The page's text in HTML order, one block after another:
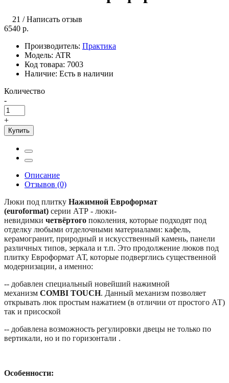
21 /Написать отзыв
6540 р.
Производитель: Практика
Модель: ATR
Код товара: 7003
Наличие: Есть в наличии
Количество
-
+
Купить
Описание
Отзывов (0)
Люки под плитку Нажимной Евроформат
(euroformat) серии АТР - люки-
невидимки четвёртого поколения, которые подходят под
отделку любыми отделочными материалами: кафель,
керамогранит, природный и искусственный камень, панели
различных типов, зеркала и т.п. Это продолжение люков под
плитку Евроформат АТ, которые подверглись существенной
модернизации, а именно:
-- добавлен специальный новейший нажимной
механизм COMBI TOUCH. Данный механизм позволяет
открывать люк простым нажатием (в отличии от простого АТ)
так и присоской
-- добавлена возможность регулировки двецы не только по
вертикали, но и по горизонтали .
Особенности: